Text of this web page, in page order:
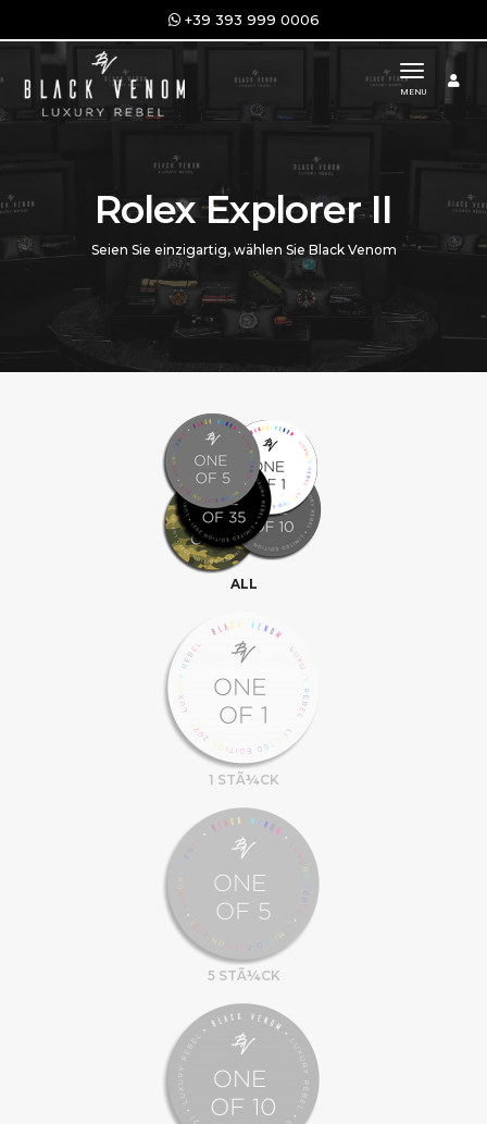
+39 393 999 0006
toggle
MENU
Rolex Explorer II
Seien Sie einzigartig, wählen Sie Black Venom
ALL
1 STÃ¼CK
5 STÃ¼CK